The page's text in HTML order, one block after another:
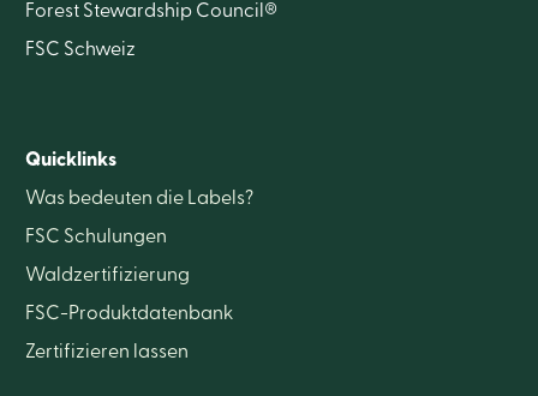
Forest Stewardship Council®
FSC Schweiz
Quicklinks
Was bedeuten die Labels?
FSC Schulungen
Waldzertifizierung
FSC-Produktdatenbank
Zertifizieren lassen